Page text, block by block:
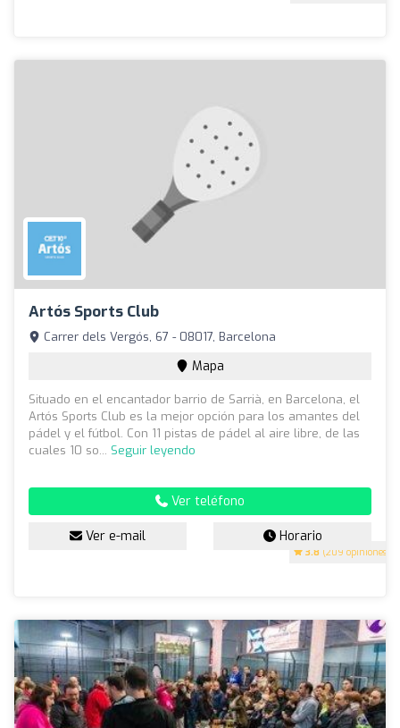
Artós Sports Club
3.8 (209 opiniones)
Carrer dels Vergós, 67 - 08017, Barcelona
Mapa
Situado en el encantador barrio de Sarrià, en Barcelona, el
Artós Sports Club es la mejor opción para los amantes del
pádel y el fútbol. Con 11 pistas de pádel al aire libre, de las
cuales 10 so... Seguir leyendo
Ver teléfono
Ver e-mail Horario